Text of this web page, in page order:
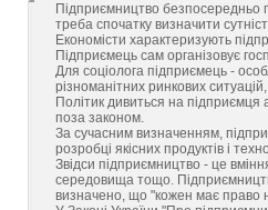
Підприємництво безпосередньо
треба спочатку визначити
Економісти характеризують
Підприємець сам організовує
Для соціолога підприємець -
різноманітних ринкових
Політик дивиться на
поза законом.
За сучасним визначенням,
розробці якісних продуктів і
Звідси підприємництво - це
середовища тощо.
визначено, що "кожен має право